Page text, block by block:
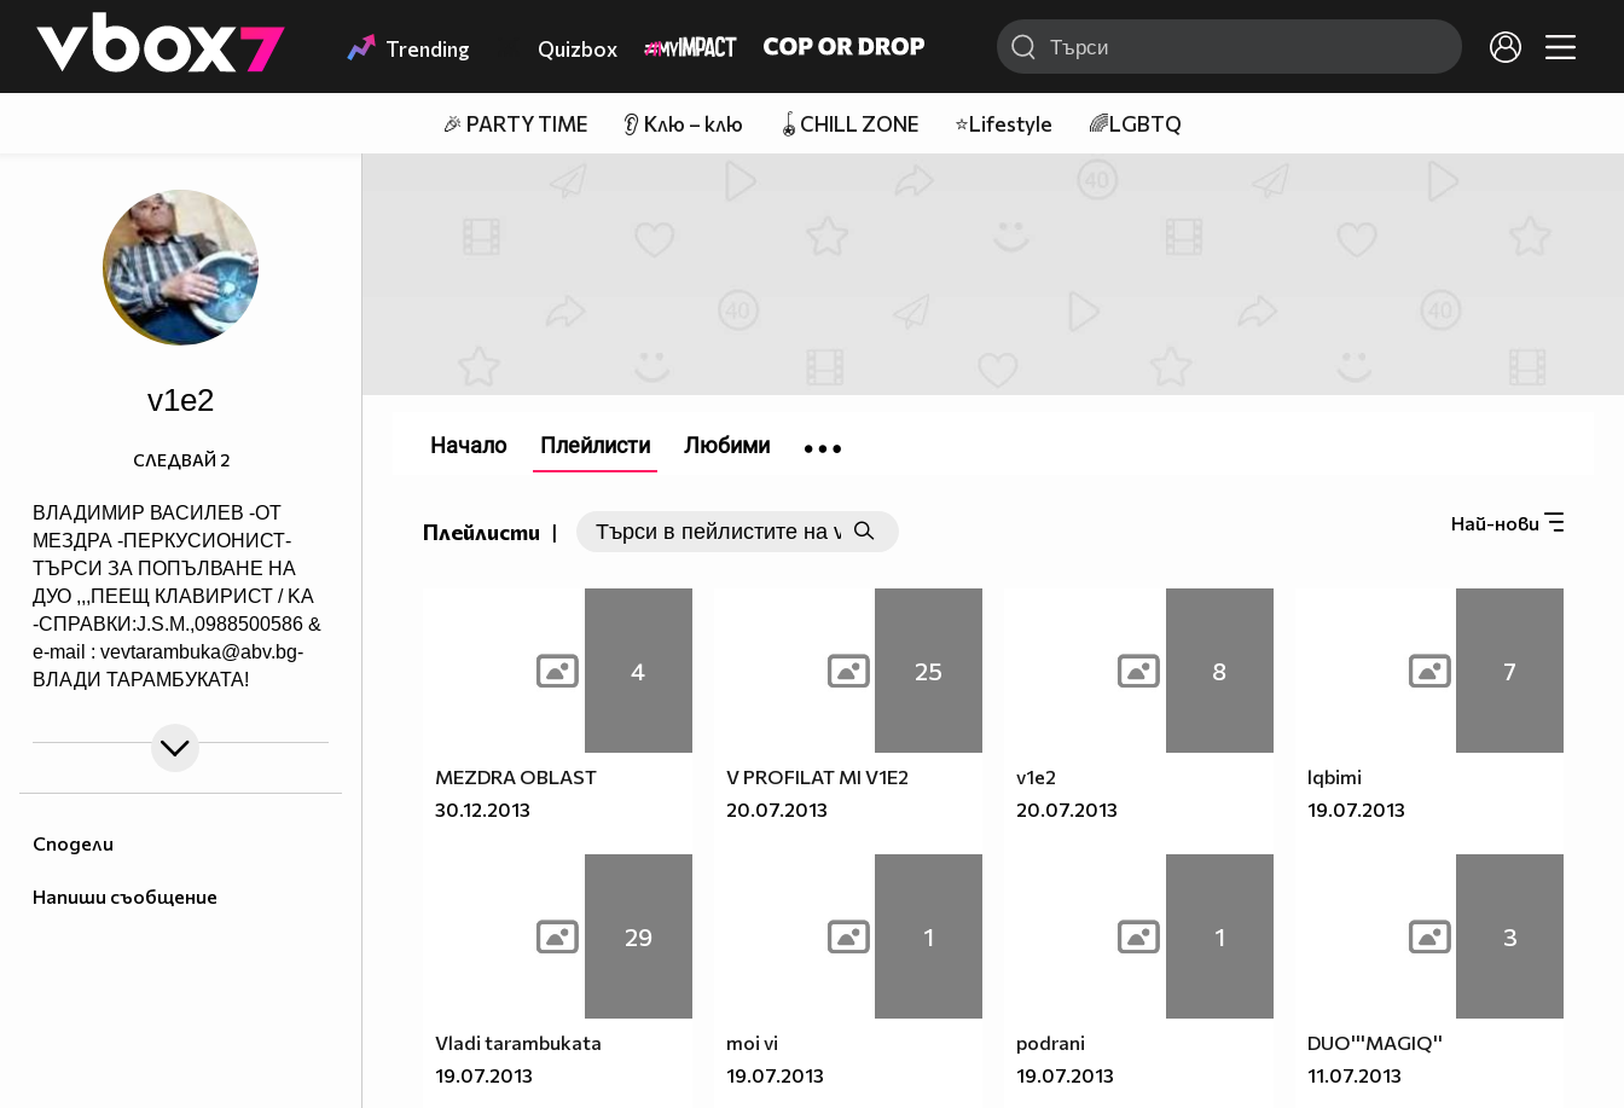
👾 Trending Quizbox
🎉 PARTY TIME 👂 Клю – клю 🪀CHILL ZONE ⭐Lifestyle 🌈LGBTQ
Сподели
Напиши съобщение
v1e2
ВЛАДИМИР ВАСИЛЕВ -ОТ
МЕЗДРА -ПЕРКУСИОНИСТ-
ТЪРСИ ЗА ПОПЪЛВАНЕ НА
ДУО ,,,ПЕЕЩ КЛАВИРИСТ / KA
-СПРАВКИ:J.S.M.,0988500586 &
e-mail : vevtarambuka@abv.bg-
ВЛАДИ ТАРАМБУКАТА!
СЛЕДВАЙ 2
Плейлисти | Най-нови
4
MEZDRA OBLAST
30.12.2013
25
V PROFILAT MI V1E2
20.07.2013
8
v1e2
20.07.2013
7
lqbimi
19.07.2013
29
Vladi tarambukata
19.07.2013
1
moi vi
19.07.2013
1
podrani
19.07.2013
3
DUO'''MAGIQ''
11.07.2013
Начало Плейлисти Любими